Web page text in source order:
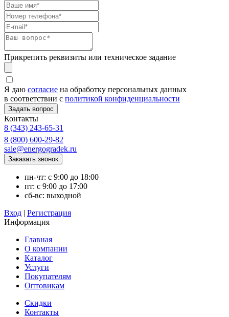
Прикрепить реквизиты или техническое задание
Я даю согласие на обработку персональных данных
в соответствии с политикой конфиденциальности
Контакты
8 (343) 243-65-31
8 (800) 600-29-82
sale@energogradek.ru
пн-чт: с 9:00 до 18:00
пт: с 9:00 до 17:00
сб-вс: выходной
Вход | Регистрация
Информация
Главная
О компании
Каталог
Услуги
Покупателям
Оптовикам
Скидки
Контакты